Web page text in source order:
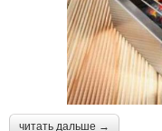
читать дальше →